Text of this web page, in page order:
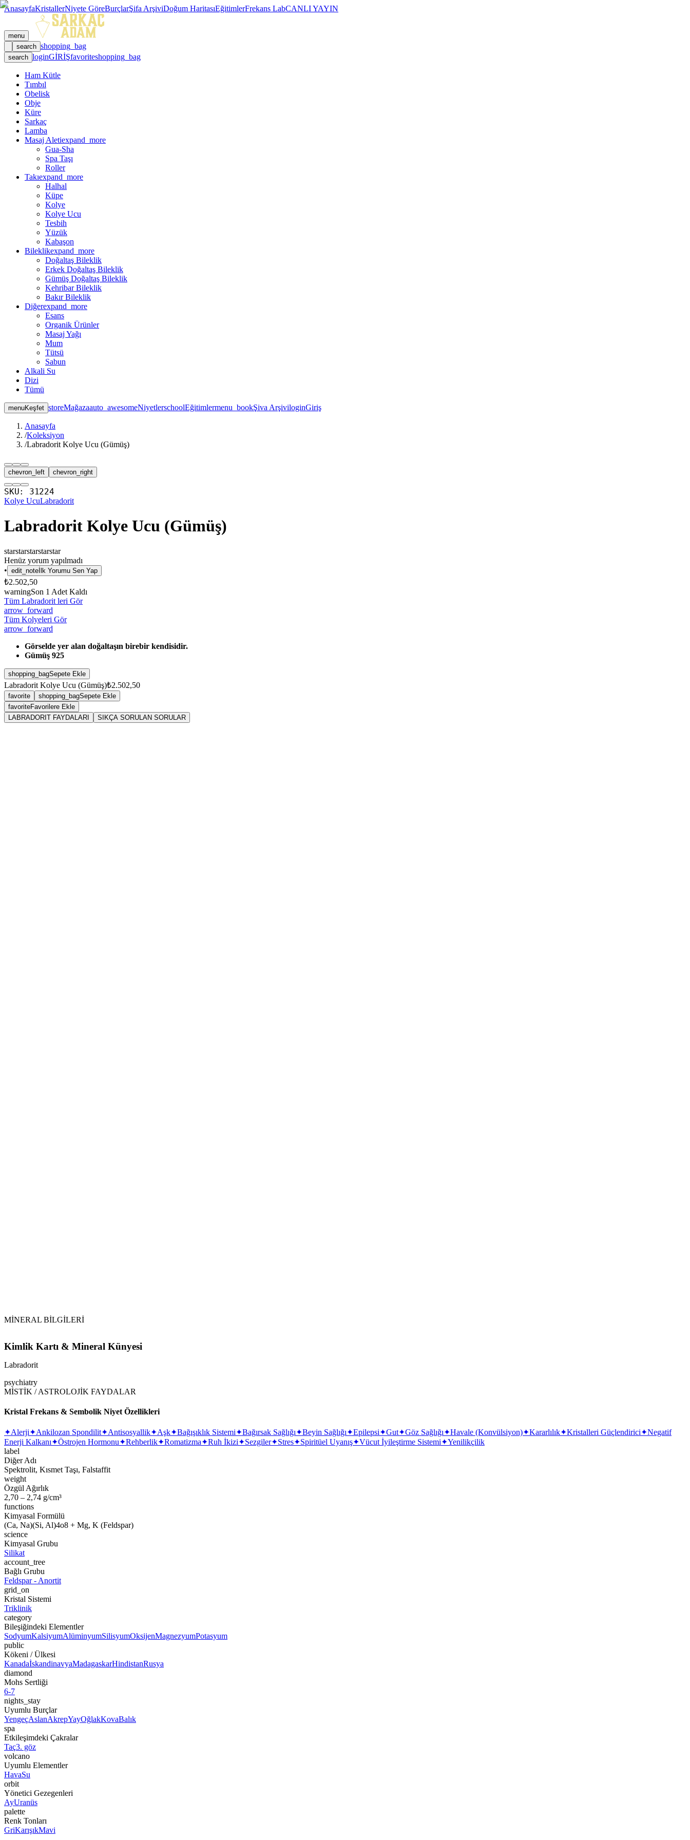
AnasayfaKristallerNiyete GöreBurçlarŞifa ArşiviDoğum HaritasıEğitimlerFrekans LabCANLI YAYIN
menu
search shopping_bag
search loginGİRİŞfavoriteshopping_bag
Ham Kütle
Tımbıl
Obelisk
Obje
Küre
Sarkaç
Lamba
Masaj Aletiexpand_more
Gua-Sha
Spa Taşı
Roller
Takıexpand_more
Halhal
Küpe
Kolye
Kolye Ucu
Tesbih
Yüzük
Kabaşon
Bileklikexpand_more
Doğaltaş Bileklik
Erkek Doğaltaş Bileklik
Gümüş Doğaltaş Bileklik
Kehribar Bileklik
Bakır Bileklik
Diğerexpand_more
Esans
Organik Ürünler
Masaj Yağı
Mum
Tütsü
Sabun
Alkali Su
Dizi
Tümü
menuKeşfet storeMağazaauto_awesomeNiyetlerschoolEğitimlermenu_bookŞiva ArşiviloginGiriş
Anasayfa
/Koleksiyon
/Labradorit Kolye Ucu (Gümüş)
chevron_left chevron_right
SKU: 31224
Kolye UcuLabradorit
Labradorit Kolye Ucu (Gümüş)
starstarstarstarstar
Henüz yorum yapılmadı
• edit_note İlk Yorumu Sen Yap
₺2.502,50
warningSon 1 Adet Kaldı
Tüm Labradorit leri Gör
arrow_forward
Tüm Kolyeleri Gör
arrow_forward
Görselde yer alan doğaltaşın birebir kendisidir.
Gümüş 925
shopping_bagSepete Ekle
Labradorit Kolye Ucu (Gümüş)₺2.502,50
favorite shopping_bagSepete Ekle
favoriteFavorilere Ekle
LABRADORIT FAYDALARI
SIKÇA SORULAN SORULAR
MİNERAL BİLGİLERİ
Kimlik Kartı & Mineral Künyesi
Labradorit
psychiatry
MİSTİK / ASTROLOJİK FAYDALAR
Kristal Frekans & Sembolik Niyet Özellikleri
✦Alerji✦Ankilozan Spondilit✦Antisosyallik✦Aşk✦Bağışıklık Sistemi✦Bağırsak Sağlığı✦Beyin Sağlığı✦Epilepsi✦Gut✦Göz Sağlığı✦Havale (Konvülsiyon)✦Kararlılık✦Kristalleri Güçlendirici✦Negatif
Enerji Kalkanı✦Östrojen Hormonu✦Rehberlik✦Romatizma✦Ruh İkizi✦Sezgiler✦Stres✦Spiritüel Uyanış✦Vücut İyileştirme Sistemi✦Yenilikçilik
label
Diğer Adı
Spektrolit, Kısmet Taşı, Falstaffit
weight
Özgül Ağırlık
2,70 – 2,74 g/cm³
functions
Kimyasal Formülü
(Ca, Na)(Si, Al)4o8 + Mg, K (Feldspar)
science
Kimyasal Grubu
Silikat
account_tree
Bağlı Grubu
Feldspar - Anortit
grid_on
Kristal Sistemi
Triklinik
category
Bileşiğindeki Elementler
SodyumKalsiyumAlüminyumSilisyumOksijenMagnezyumPotasyum
public
Kökeni / Ülkesi
KanadaİskandinavyaMadagaskarHindistanRusya
diamond
Mohs Sertliği
6-7
nights_stay
Uyumlu Burçlar
YengeçAslanAkrepYayOğlakKovaBalık
spa
Etkileşimdeki Çakralar
Taç3. göz
volcano
Uyumlu Elementler
HavaSu
orbit
Yönetici Gezegenleri
AyUranüs
palette
Renk Tonları
GriKarışıkMavi